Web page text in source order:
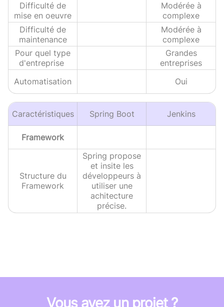
Difficulté de
mise en oeuvre
Modérée à
complexe
Difficulté de
maintenance
Modérée à
complexe
Pour quel type
d'entreprise
Grandes
entreprises
Automatisation
Oui
Caractéristiques Spring Boot Jenkins
Framework
Structure du
Framework
Spring propose
et insite les
développeurs à
utiliser une
achitecture
précise.
Vous avez un projet ?